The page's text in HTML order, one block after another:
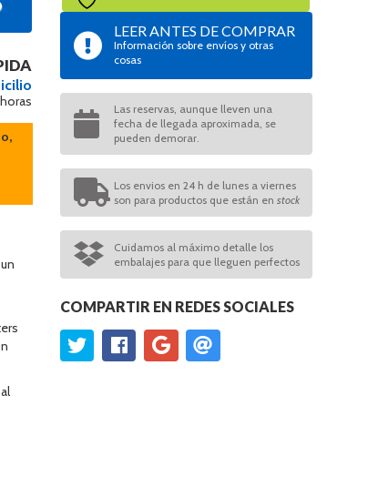
LEER ANTES DE COMPRAR
Información sobre envíos y otras
cosas
Las reservas, aunque lleven una
fecha de llegada aproximada, se
pueden demorar.
Los envios en 24 h de lunes a viernes
son para productos que están en stock
Cuidamos al máximo detalle los
embalajes para que lleguen perfectos
COMPARTIR EN REDES SOCIALES